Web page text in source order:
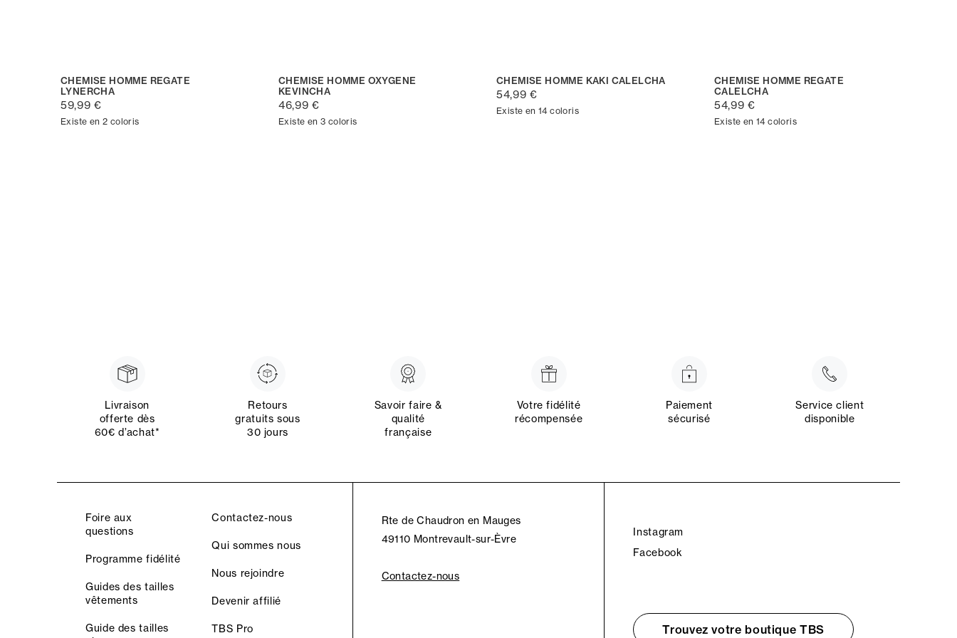
CHEMISE HOMME REGATE
LYNERCHA
59,99 €
Existe en 2 coloris
CHEMISE HOMME OXYGENE
KEVINCHA
46,99 €
Existe en 3 coloris
CHEMISE HOMME KAKI CALELCHA
54,99 €
Existe en 14 coloris
CHEMISE HOMME REGATE
CALELCHA
54,99 €
Existe en 14 coloris
Livraison
offerte dès
60€ d’achat*
Retours
gratuits sous
30 jours
Savoir faire &
qualité
française
Votre fidélité
récompensée
Paiement
sécurisé
Service client
disponible
Foire aux
questions
Programme fidélité
Guides des tailles
vêtements
Guide des tailles
Contactez-nous
Qui sommes nous
Nous rejoindre
Devenir affilié
TBS Pro
Rte de Chaudron en Mauges
49110 Montrevault-sur-Èvre
Contactez-nous
Instagram
Facebook
Trouvez votre boutique TBS